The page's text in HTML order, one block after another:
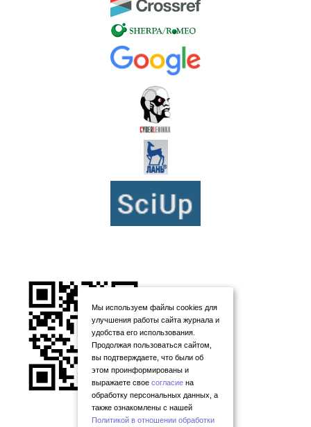
Мы используем файлы cookies для
улучшения работы сайта журнала и
удобства его использования.
Продолжая пользоваться сайтом,
вы подтверждаете, что были об
этом проинформированы и
выражаете свое согласие на
обработку персональных данных, а
также ознакомлены с нашей
Политикой в отношении обработки